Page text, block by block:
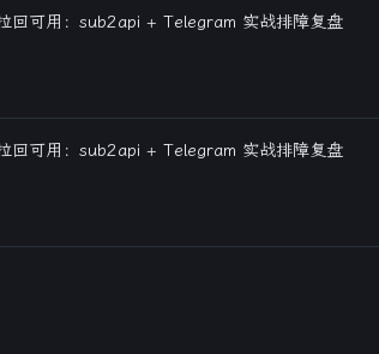
回可用：sub2api + Telegram 实战排障复盘
回可用：sub2api + Telegram 实战排障复盘